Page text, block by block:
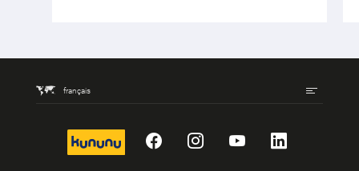
français
kununu FacebookInstagram
YouTube